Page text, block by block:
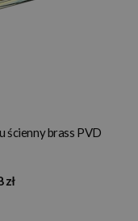
ścienny brass PVD
zł